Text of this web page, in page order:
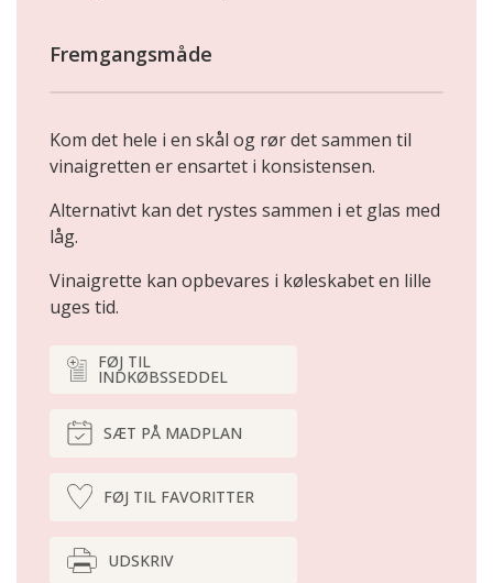
Fremgangsmåde
Kom det hele i en skål og rør det sammen til
vinaigretten er ensartet i konsistensen.
Alternativt kan det rystes sammen i et glas med
låg.
Vinaigrette kan opbevares i køleskabet en lille
uges tid.
FØJ TIL
INDKØBSSEDDEL
SÆT PÅ MADPLAN
FØJ TIL FAVORITTER
UDSKRIV